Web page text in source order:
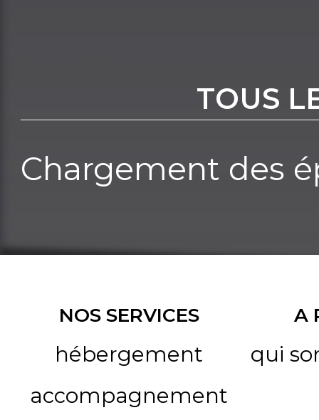
TOUS
Chargement des
NOS SERVICES
hébergement
accompagnement
A
qui